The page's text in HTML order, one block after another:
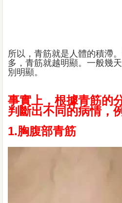
所以，青筋就是人體的積滯
多，青筋就越明顯。一般幾
別明顯。
事實上，根據青筋的
判斷出不同的病情，
1.胸腹部青筋